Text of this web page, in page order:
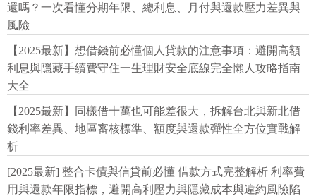
還嗎？一次看懂分期年限、總利息、月付與還款壓力差異與
風險
【2025最新】想借錢前必懂個人貸款的注意事項：避開高額
利息與隱藏手續費守住一生理財安全底線完全懶人攻略指南
大全
【2025最新】同樣借十萬也可能差很大，拆解台北與新北借
錢利率差異、地區審核標準、額度與還款彈性全方位實戰解
析
[2025最新] 整合卡債與信貸前必懂 借款方式完整解析 利率費
用與還款年限指標，避開高利壓力與隱藏成本與違約風險陷